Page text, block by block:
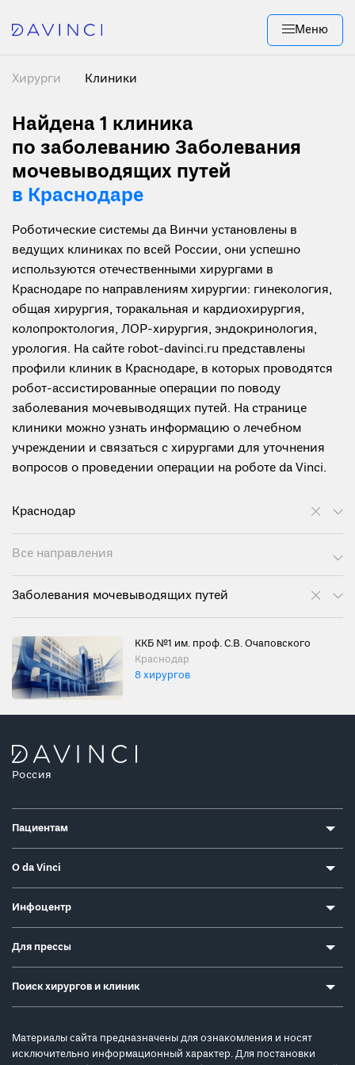
Меню
Хирурги Клиники
Найдена 1 клиника
по заболеванию Заболевания
мочевыводящих путей
в Краснодаре
Роботические системы да Винчи установлены в
ведущих клиниках по всей России, они успешно
используются отечественными хирургами в
Краснодаре по направлениям хирургии: гинекология,
общая хирургия, торакальная и кардиохирургия,
колопроктология, ЛОР-хирургия, эндокринология,
урология. На сайте robot-davinci.ru представлены
профили клиник в Краснодаре, в которых проводятся
робот-ассистированные операции по поводу
заболевания мочевыводящих путей. На странице
клиники можно узнать информацию о лечебном
учреждении и связаться с хирургами для уточнения
вопросов о проведении операции на роботе da Vinci.
Краснодар
Все направления
Заболевания мочевыводящих путей
ККБ №1 им. проф. С.В. Очаповского
Краснодар
8 хирургов
Россия
Пациентам
О da Vinci
Инфоцентр
Для прессы
Поиск хирургов и клиник
Материалы сайта предназначены для ознакомления и носят
исключительно информационный характер. Для постановки